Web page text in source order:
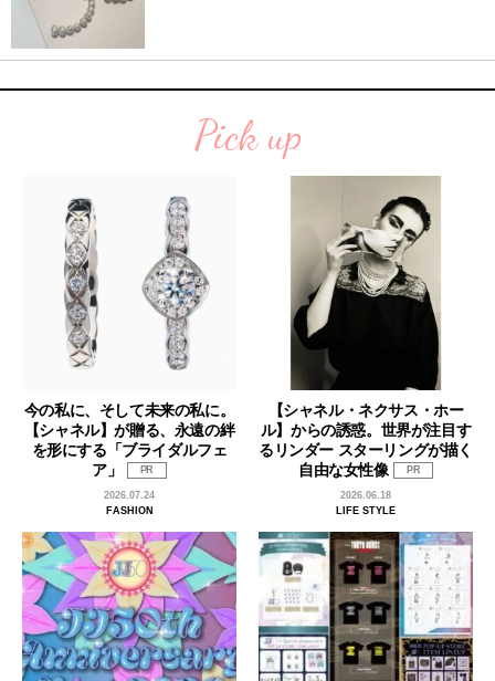
Pick up
今の私に、そして未来の私に。
【シャネル】が贈る、永遠の絆
を形にする「ブライダルフェ
ア」
PR
2026.07.24
FASHION
【シャネル・ネクサス・ホー
ル】からの誘惑。世界が注目す
るリンダー スターリングが描く
自由な女性像
PR
2026.06.18
LIFE STYLE